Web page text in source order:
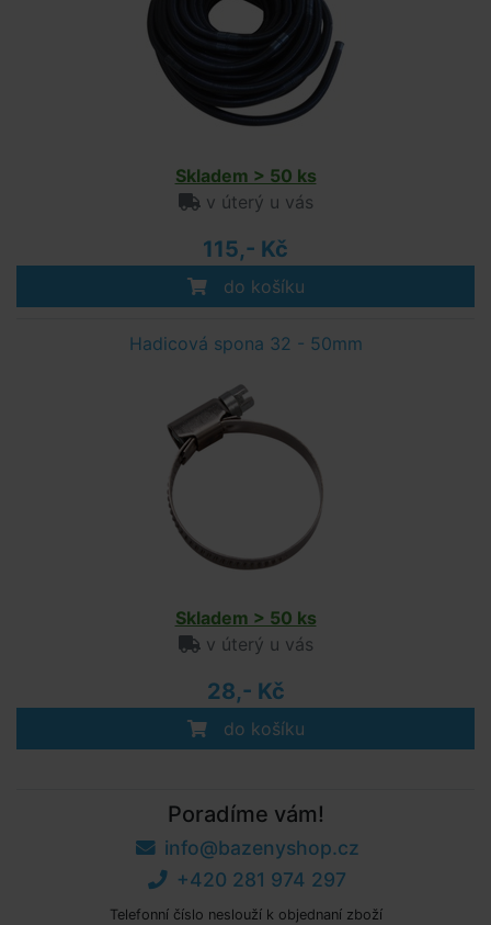
Skladem > 50 ks
v úterý u vás
115,- Kč
do košíku
Hadicová spona 32 - 50mm
Skladem > 50 ks
v úterý u vás
28,- Kč
do košíku
Poradíme vám!
info@bazenyshop.cz
+420 281 974 297
Telefonní číslo neslouží k objednaní zboží